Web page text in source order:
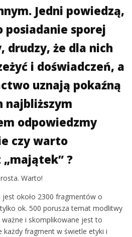
Jedni powiedzą,
sporej
drudzy, że dla nich
i doświadczeń, a
uznają pokaźną
najbliższym
odpowiedzmy
czy warto
„majątek” ?
Warto!
około 2300 fragmentów o
ok. 500 porusza temat modlitwy
i skomplikowane jest to
każdy fragment w świetle etyki i